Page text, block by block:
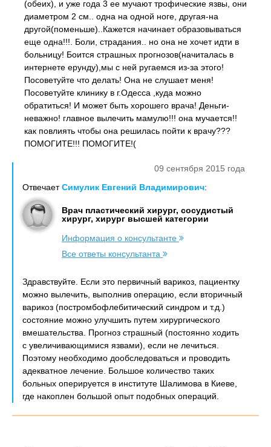
(обеих), и уже года 3 ее мучают трофические язвы, они
диаметром 2 см.. одна на одной ноге, другая-на
другой(поменьше)..Кажется начинает образовываться
еще одна!!!. Боли, страдания.. но она не хочет идти в
больницу! Боится страшных прогнозов(начиталась в
интернете ерунду),мы с ней ругаемся из-за этого!
Посоветуйте что делать! Она не слушает меня!
Посоветуйте клинику в г.Одесса ,куда можно
обратиться! И может быть хорошего врача! Деньги-
неважно! главное вылечить мамулю!!! она мучается!!
как повлиять чтобы она решилась пойти к врачу???
ПОМОГИТЕ!!! ПОМОГИТЕ!(
09 сентября 2015 года
ОтвечаетСимулик Евгений Владимирович:
Врач пластический хирург, сосудистый
хирург, хирург высшей категории
Информация о консультанте
Все ответы консультанта
Здравствуйте. Если это первичный варикоз, пациентку
можно вылечить, выполнив операцию, если вторичный
варикоз (постромбофлебитический синдром и т.д.)
состояние можно улучшить путем хирургического
вмешательства. Прогноз страшный (постоянно ходить
с увеличивающимися язвами), если не лечиться.
Поэтому необходимо дообследоваться и проводить
адекватное лечение. Большое количество таких
больных оперируется в институте Шалимова в Киеве,
где накоплен большой опыт подобных операций.